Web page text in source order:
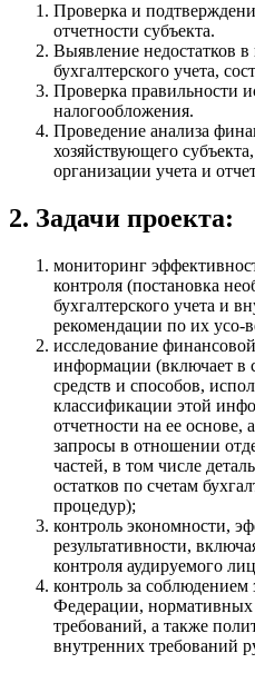
Проверка и
отчетности субъекта.
Выявление недостатков
бухгалтерского учета,
Проверка правильности
налогообложения.
Проведение анализа
хозяйствующего
организации учета и
2. Задачи проекта:
мониторинг
контроля (постановка
бухгалтерского учета и
рекомендации по их усо-
исследование
информации (включает в
средств и способов,
классификации этой
отчетности на ее основе,
запросы в отношении
частей, в том числе
остатков по счетам
процедур);
контроль экономности,
результативности,
контроля аудируемого
контроль за соблюдением
Федерации,
требований, а также
внутренних требований